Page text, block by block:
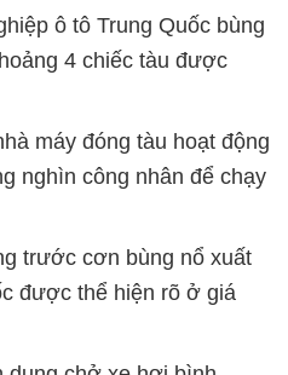
ô tô Trung Quốc bùng
4 chiếc tàu được
máy đóng tàu hoạt động
nghìn công nhân để chạy
trước cơn bùng nổ xuất
được thể hiện rõ ở giá